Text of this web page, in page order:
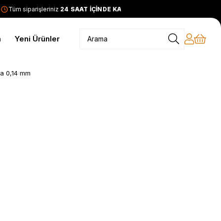
Tüm siparişleriniz24 SAAT İÇİNDE KARGODA
Yeni Ürünler
0,14 mm